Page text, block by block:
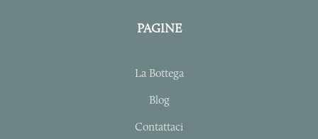
a
g
a
b
o
k
PAGINE
La Bottega
Blog
Contattaci